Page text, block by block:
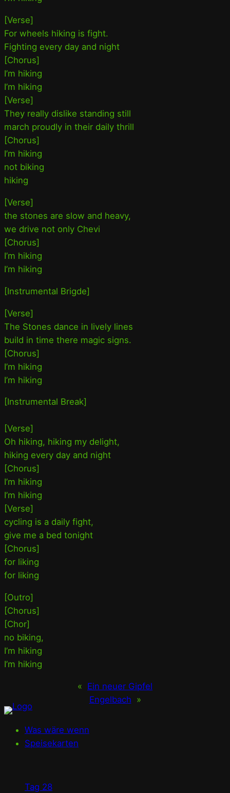
[Verse]
For wheels hiking is fight.
Fighting every day and night
[Chorus]
I’m hiking
I’m hiking
[Verse]
They really dislike standing still
march proudly in their daily thrill
[Chorus]
I’m hiking
not biking
hiking
[Verse]
the stones are slow and heavy,
we drive not only Chevi
[Chorus]
I’m hiking
I’m hiking
[Instrumental Brigde]
[Verse]
The Stones dance in lively lines
build in time there magic signs.
[Chorus]
I’m hiking
I’m hiking
[Instrumental Break]
[Verse]
Oh hiking, hiking my delight,
hiking every day and night
[Chorus]
I’m hiking
I’m hiking
[Verse]
cycling is a daily fight,
give me a bed tonight
[Chorus]
for liking
for liking
[Outro]
[Chorus]
[Chor]
no biking,
I’m hiking
I’m hiking
« Ein neuer Gipfel
Engelbach »
Was wäre wenn
Speisekarten
Tag 28